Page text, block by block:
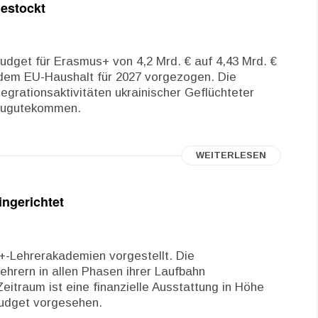
für Erasmus+ von 4,2 Mrd. € auf 4,43 Mrd. €
EU-Haushalt für 2027 vorgezogen. Die
ukrainischer Geflüchteter
WEITERLESEN
Lehrerakademien vorgestellt. Die
in allen Phasen ihrer Laufbahn
ist eine finanzielle Ausstattung in Höhe
vorgesehen.